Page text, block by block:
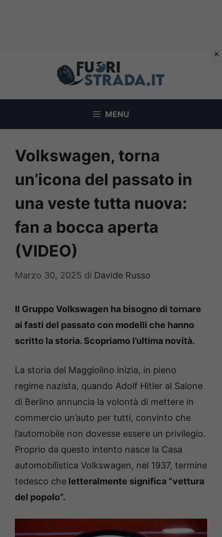
MENU
Volkswagen, torna
un’icona del passato in
una veste tutta nuova:
fan a bocca aperta
(VIDEO)
Marzo 30, 2025 di Davide Russo
Il Gruppo Volkswagen ha bisogno di tornare
ai fasti del passato con modelli che hanno
scritto la storia. Scopriamo l’ultima novità.
La storia del Maggiolino inizia, in pieno
regime nazista, quando Adolf Hitler al Salone
di Berlino annuncia la volontà di mettere in
commercio un’auto per tutti, convinto che
l’automobile non dovesse essere un privilegio.
Proprio da questo intento nasce la Casa
automobilistica Volkswagen, nel 1937, termine
tedesco che letteralmente significa “vettura
del popolo”.